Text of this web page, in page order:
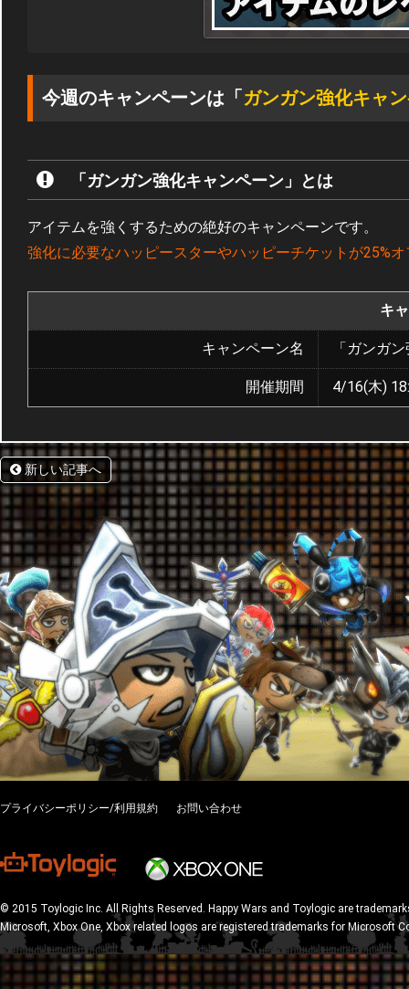
今週のキャンペーンは「 ガンガン強化キャ
「ガンガン強化キャンペーン」とは
アイテムを強くするための絶好のキャンペーンです。
強化に必要なハッピースターやハッピーチケットが25%
キ
キャンペーン名 「ガンガ
開催期間 4/16(木)
新しい記事へ
プライバシーポリシー/利用規約 お問い合わせ
© 2015 Toylogic Inc. All Rights Reserved. Happy Wars and Toylogic are
Microsoft, Xbox One, Xbox related logos are registered trademarks for Microsoft